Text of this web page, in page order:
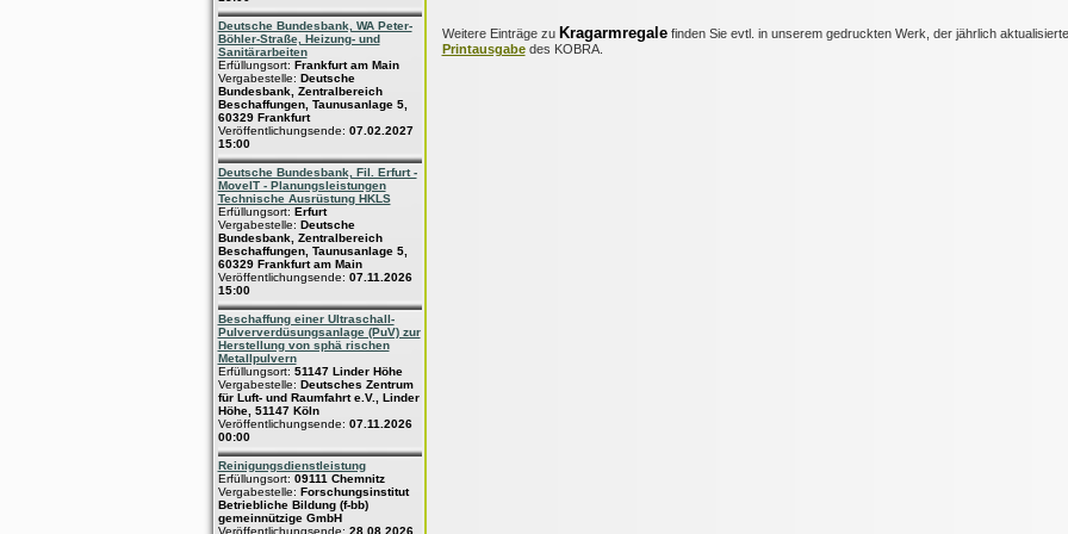
Deutsche Bundesbank, WA Peter-
Böhler-Straße, Heizung- und
Sanitärarbeiten
Erfüllungsort: Frankfurt am Main
Vergabestelle: Deutsche
Bundesbank, Zentralbereich
Beschaffungen, Taunusanlage 5,
60329 Frankfurt
Veröffentlichungsende: 07.02.2027
15:00
Deutsche Bundesbank, Fil. Erfurt -
MoveIT - Planungsleistungen
Technische Ausrüstung HKLS
Erfüllungsort: Erfurt
Vergabestelle: Deutsche
Bundesbank, Zentralbereich
Beschaffungen, Taunusanlage 5,
60329 Frankfurt am Main
Veröffentlichungsende: 07.11.2026
15:00
Beschaffung einer Ultraschall-
Pulververdüsungsanlage (PuV) zur
Herstellung von sphä rischen
Metallpulvern
Erfüllungsort: 51147 Linder Höhe
Vergabestelle: Deutsches Zentrum
für Luft- und Raumfahrt e.V., Linder
Höhe, 51147 Köln
Veröffentlichungsende: 07.11.2026
00:00
Reinigungsdienstleistung
Erfüllungsort: 09111 Chemnitz
Vergabestelle: Forschungsinstitut
Betriebliche Bildung (f-bb)
gemeinnützige GmbH
Veröffentlichungsende: 28.08.2026
Weitere Einträge zu Kragarmregalefinden Sie evtl. in unserem gedruckten Werk, der jährlich
Printausgabedes KOBRA.